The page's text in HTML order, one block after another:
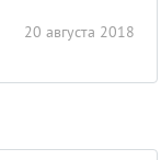
20 августа 2018